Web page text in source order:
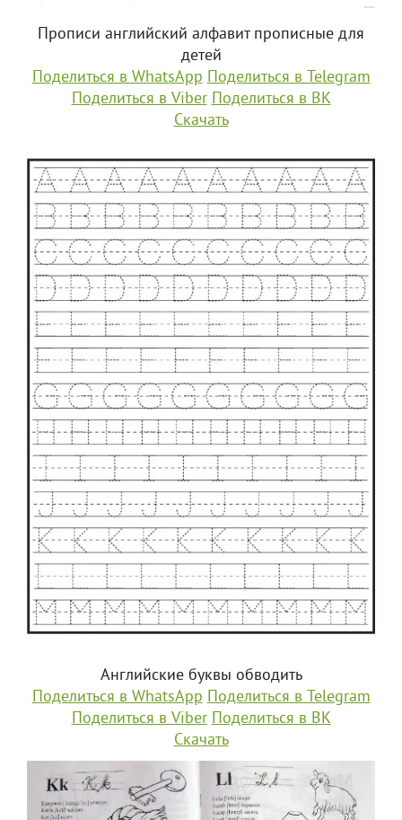
Прописи английский алфавит прописные для
детей
Поделиться в WhatsApp Поделиться в Telegram
Поделиться в Viber Поделиться в ВК
Скачать
Английские буквы обводить
Поделиться в WhatsApp Поделиться в Telegram
Поделиться в Viber Поделиться в ВК
Скачать